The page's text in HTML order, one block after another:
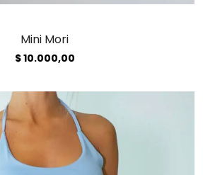
Mini Mori
$10.000,00